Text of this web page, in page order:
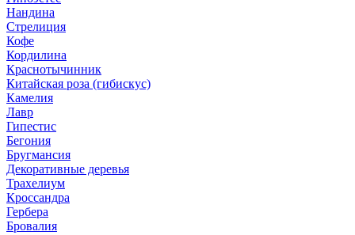
Нандина
Стрелиция
Кофе
Кордилина
Краснотычинник
Китайская роза (гибискус)
Камелия
Лавр
Гипестис
Бегония
Бругмансия
Декоративные деревья
Трахелиум
Кроссандра
Гербера
Бровалия